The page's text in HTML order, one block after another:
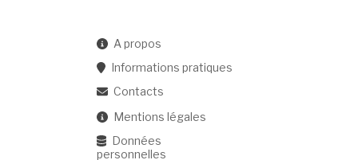
A propos
Informations pratiques
Contacts
Mentions légales
Données
personnelles